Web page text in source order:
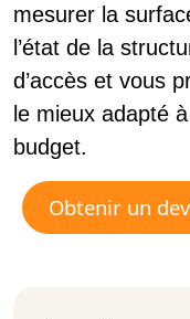
mesurer la
l’état de la
d’accès et vous
le mieux adapté
budget.
Obtenir un